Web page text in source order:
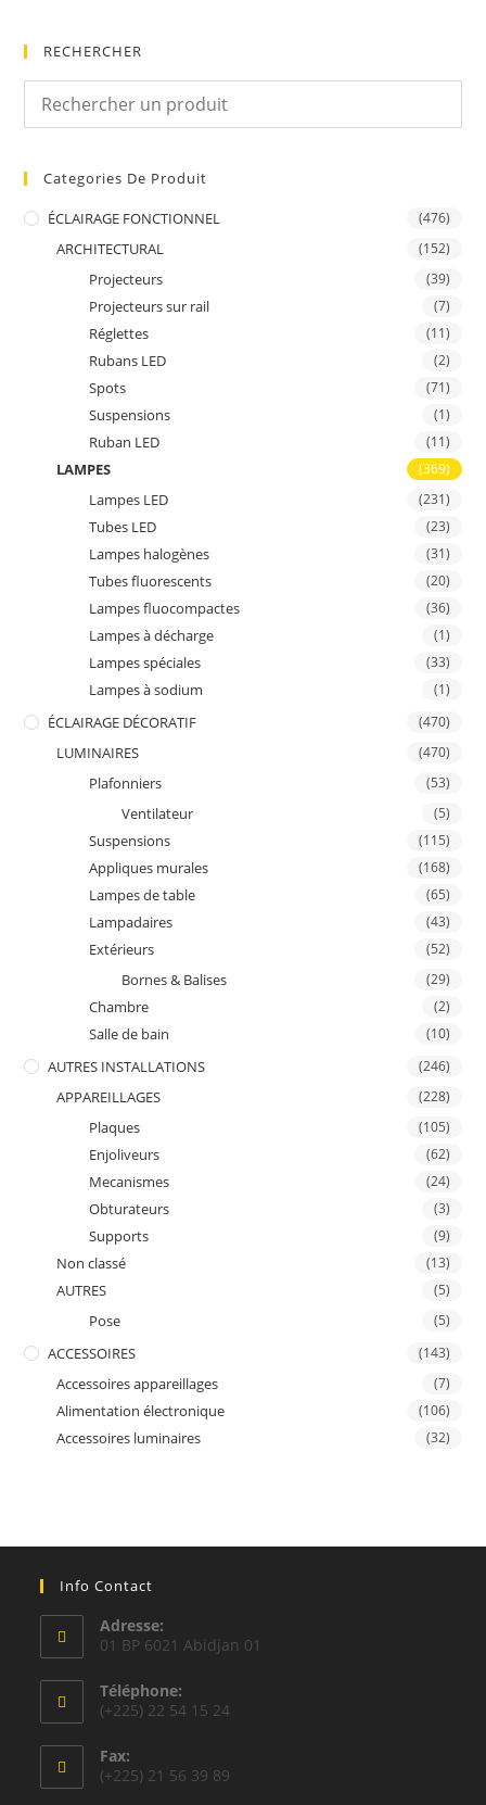
RECHERCHER
Categories De Produit
ÉCLAIRAGE FONCTIONNEL (476)
ARCHITECTURAL (152)
Projecteurs (39)
Projecteurs sur rail (7)
Réglettes (11)
Rubans LED (2)
Spots (71)
Suspensions (1)
Ruban LED (11)
LAMPES (369)
Lampes LED (231)
Tubes LED (23)
Lampes halogènes (31)
Tubes fluorescents (20)
Lampes fluocompactes (36)
Lampes à décharge (1)
Lampes spéciales (33)
Lampes à sodium (1)
ÉCLAIRAGE DÉCORATIF (470)
LUMINAIRES (470)
Plafonniers (53)
Ventilateur (5)
Suspensions (115)
Appliques murales (168)
Lampes de table (65)
Lampadaires (43)
Extérieurs (52)
Bornes & Balises (29)
Chambre (2)
Salle de bain (10)
AUTRES INSTALLATIONS (246)
APPAREILLAGES (228)
Plaques (105)
Enjoliveurs (62)
Mecanismes (24)
Obturateurs (3)
Supports (9)
Non classé (13)
AUTRES (5)
Pose (5)
ACCESSOIRES (143)
Accessoires appareillages (7)
Alimentation électronique (106)
Accessoires luminaires (32)
Info Contact
Adresse:
01 BP 6021 Abidjan 01
Téléphone:
(+225) 22 54 15 24
Fax:
(+225) 21 56 39 89